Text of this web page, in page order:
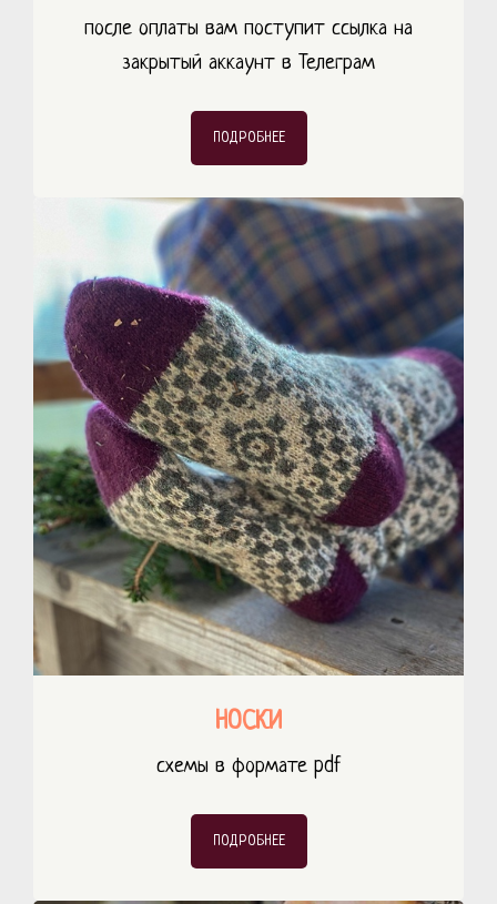
после оплаты вам поступит ссылка на
закрытый аккаунт в Телеграм
ПОДРОБНЕЕ
НОСКИ
схемы в формате pdf
ПОДРОБНЕЕ